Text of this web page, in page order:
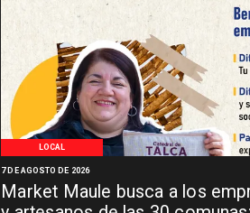
LOCAL
Market Maule busca a los
7 DE AGOSTO DE 2026